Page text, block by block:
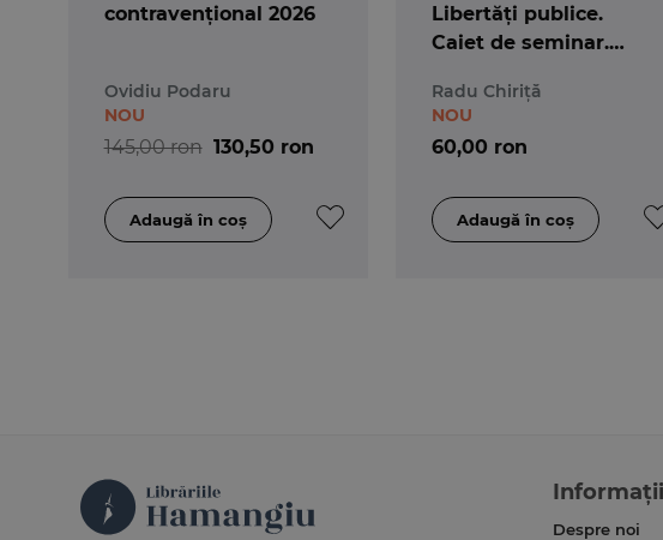
contravențional 2026
Ovidiu Podaru
145,00 ron 130,50 ron
NOU
Libertăți publice.
Caiet de seminar.
Radu Chiriță
60,00 ron
NOU
Informații
Despre noi